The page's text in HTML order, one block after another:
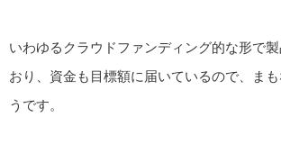
いわゆるクラウドファンディング的な形で
おり、資金も目標額に届いているので、ま
うです。